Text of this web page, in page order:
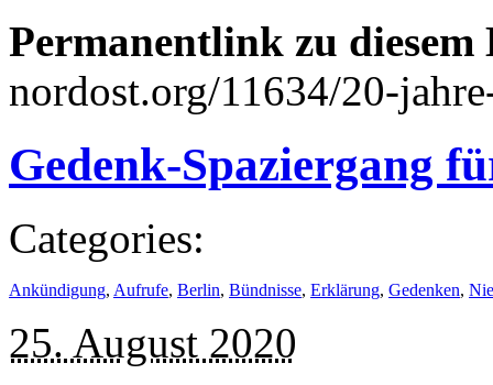
Permanentlink zu
nordost.org/11634/20-
Gedenk-Spaziergang
Categories:
Ankündigung, Aufrufe, Berlin, Bündnisse, Erklärung, Gedenken,
25. August 2020